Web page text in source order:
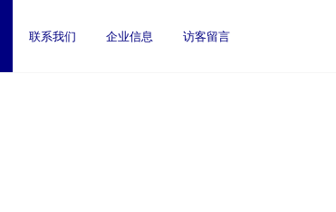
联系我们 企业信息 访客留言